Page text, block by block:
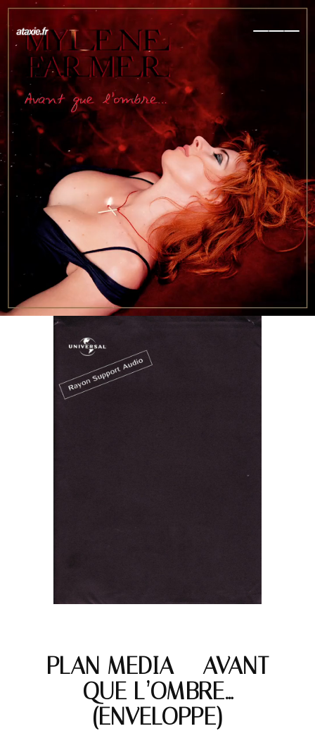
← Retour
Ajouter à ma collection Ajouter à ma wishlist
Comparer cet objet Voir ma collection
PLAN MEDIA – AVANT
QUE L’OMBRE…
(ENVELOPPE)